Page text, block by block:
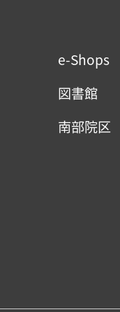
e-Shops
図書館
南部院区